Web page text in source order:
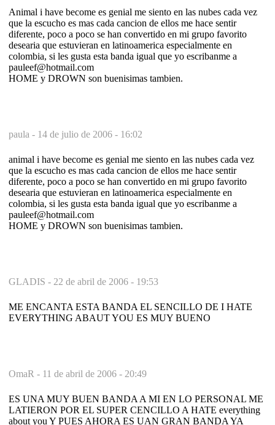
Animal i have become es genial me siento en las nubes cada vez
que la escucho es mas cada cancion de ellos me hace sentir
diferente, poco a poco se han convertido en mi grupo favorito
desearia que estuvieran en latinoamerica especialmente en
colombia, si les gusta esta banda igual que yo escribanme a
pauleef@hotmail.com
HOME y DROWN son buenisimas tambien.
paula - 14 de julio de 2006 - 16:02
animal i have become es genial me siento en las nubes cada vez
que la escucho es mas cada cancion de ellos me hace sentir
diferente, poco a poco se han convertido en mi grupo favorito
desearia que estuvieran en latinoamerica especialmente en
colombia, si les gusta esta banda igual que yo escribanme a
pauleef@hotmail.com
HOME y DROWN son buenisimas tambien.
GLADIS - 22 de abril de 2006 - 19:53
ME ENCANTA ESTA BANDA EL SENCILLO DE I HATE
EVERYTHING ABAUT YOU ES MUY BUENO
OmaR - 11 de abril de 2006 - 20:49
ES UNA MUY BUEN BANDA A MI EN LO PERSONAL ME
LATIERON POR EL SUPER CENCILLO A HATE everything
about you Y PUES AHORA ES UAN GRAN BANDA YA